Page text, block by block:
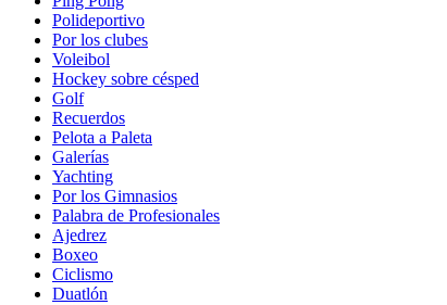
Polideportivo
Por los clubes
Voleibol
Hockey sobre césped
Golf
Recuerdos
Pelota a Paleta
Galerías
Yachting
Por los Gimnasios
Palabra de Profesionales
Ajedrez
Boxeo
Ciclismo
Duatlón